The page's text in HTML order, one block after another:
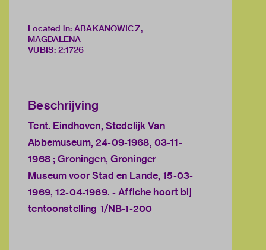
Located in: ABAKANOWICZ,
MAGDALENA
VUBIS: 2:1726
Beschrijving
Tent. Eindhoven, Stedelijk Van
Abbemuseum, 24-09-1968, 03-11-
1968 ; Groningen, Groninger
Museum voor Stad en Lande, 15-03-
1969, 12-04-1969. - Affiche hoort bij
tentoonstelling 1/NB-1-200